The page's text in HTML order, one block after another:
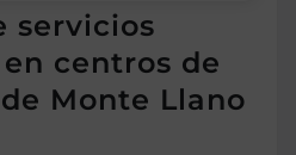
servicios
centros de
Monte Llano